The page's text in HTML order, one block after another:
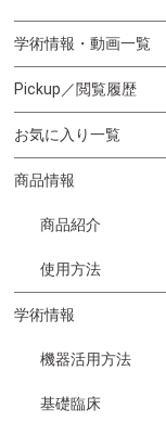
学術情報・動画一覧
Pickup／閲覧履歴
お気に入り一覧
商品情報
商品紹介
使用方法
学術情報
機器活用方法
基礎臨床